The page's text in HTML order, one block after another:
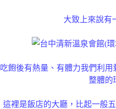
大致上來說有
吃飽後有熱量、有體力我們利
整體的
這裡是飯店的大廳，比起一般